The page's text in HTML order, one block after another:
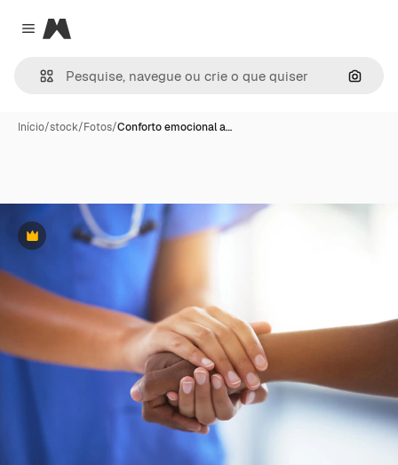
Close menu
Magnific
Início/stock/Fotos/Conforto emocional a…
Premium